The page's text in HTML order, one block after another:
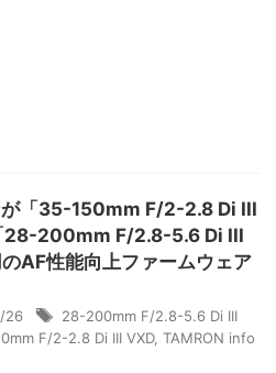
が「35-150mm F/2-2.8 Di III
28-200mm F/2.8-5.6 Di III
AF性能向上ファームウェア
26
28-200mm F/2.8-5.6 Di III
F/2-2.8 Di III VXD, TAMRON info